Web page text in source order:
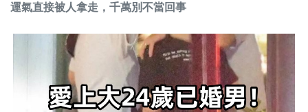
運氣直接被人拿走，千萬別不當回事